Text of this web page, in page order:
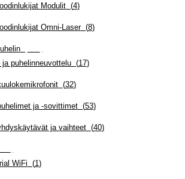
Modulit(4)
Omni-Laser(8)
(
ja puhelinneuvottelu(17)
(32)
ja -sovittimet(53)
ja vaihteet(40)
WiFi (1 )